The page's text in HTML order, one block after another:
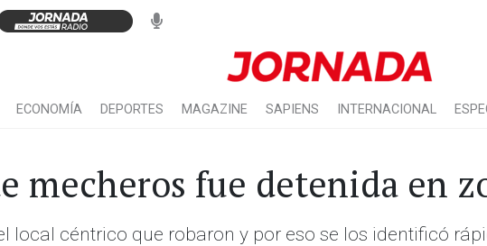
ECONOMÍA DEPORTES MAGAZINE SAPIENS INTERNACIONAL
mecheros fue detenida en
local céntrico que robaron y por eso se los identificó